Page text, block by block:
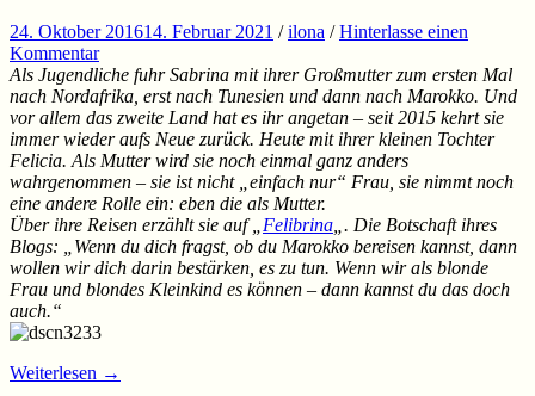
24. Oktober 201614. Februar 2021 /ilona /Hinterlasse einen
Kommentar
Als Jugendliche fuhr Sabrina mit ihrer Großmutter zum ersten Mal
nach Nordafrika, erst nach Tunesien und dann nach Marokko. Und
vor allem das zweite Land hat es ihr angetan – seit 2015 kehrt sie
immer wieder aufs Neue zurück. Heute mit ihrer kleinen Tochter
Felicia. Als Mutter wird sie noch einmal ganz anders
wahrgenommen – sie ist nicht „einfach nur“ Frau, sie nimmt noch
eine andere Rolle ein: eben die als Mutter.
Über ihre Reisen erzählt sie auf „ Felibrina „. Die Botschaft ihres
Blogs: „Wenn du dich fragst, ob du Marokko bereisen kannst, dann
wollen wir dich darin bestärken, es zu tun. Wenn wir als blonde
Frau und blondes Kleinkind es können – dann kannst du das doch
auch.“
Weiterlesen →